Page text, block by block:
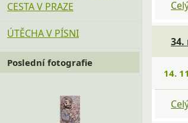
34.
14.
CESTA V PRAZE
ÚTĚCHA V PÍSNI
Poslední fotografie